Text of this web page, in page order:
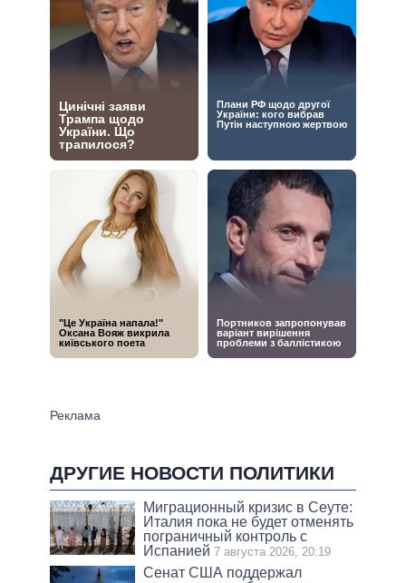
ДРУГИЕ НОВОСТИ ПОЛИТИКИ
Миграционный кризис в Сеуте:
Италия пока не будет отменять
пограничный контроль с
Испанией 7 августа 2026, 20:19
Сенат США поддержал